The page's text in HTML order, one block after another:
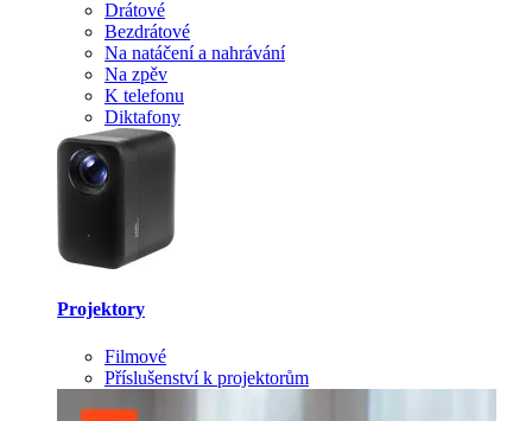
Drátové
Bezdrátové
Na natáčení a nahrávání
Na zpěv
K telefonu
Diktafony
Projektory
Filmové
Příslušenství k projektorům